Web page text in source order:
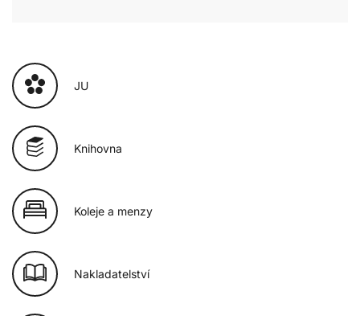
JU
Knihovna
Koleje a menzy
Nakladatelství